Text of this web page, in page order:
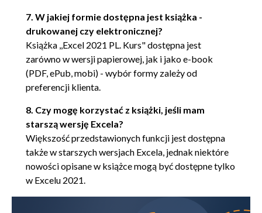
Zaznaczanie niesąsiadujących komórek
(77)
Zaznaczanie sąsiadujących komórek (78)
Zaznaczanie wiersza (79)
Zaznaczanie kolumny (79)
Zaznaczanie arkusza (80)
Podsumowanie (81)
Rozdział 7. Mistrzowskie wprowadzanie danych (83)
Krnąbrne maszyny (85)
Przykłady (86)
7. W jakiej formie dostępna jest książka -
drukowanej czy elektronicznej?
Książka ,,Excel 2021 PL. Kurs" dostępna jest
zarówno w wersji papierowej, jak i jako e-book
(PDF, ePub, mobi) - wybór formy zależy od
preferencji klienta.
8. Czy mogę korzystać z książki, jeśli mam
starszą wersję Excela?
Większość przedstawionych funkcji jest dostępna
także w starszych wersjach Excela, jednak niektóre
nowości opisane w książce mogą być dostępne tylko
w Excelu 2021.